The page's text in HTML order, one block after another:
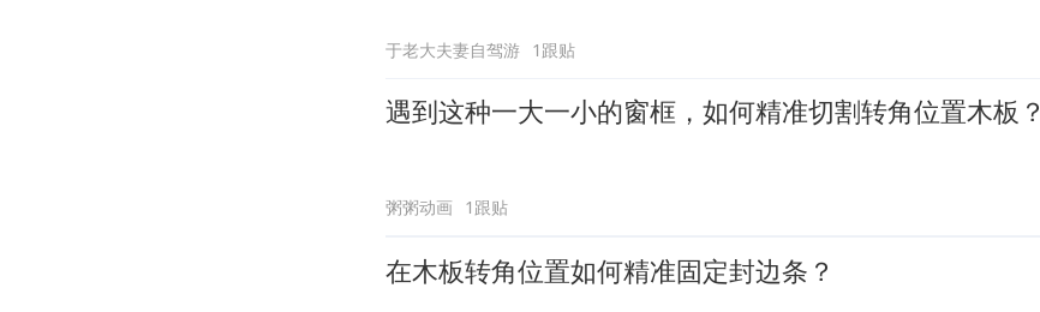
于老大夫妻自驾游 1跟贴
遇到这种一大一小的窗框，如何精准切割转角位置木板？
粥粥动画 1跟贴
在木板转角位置如何精准固定封边条？